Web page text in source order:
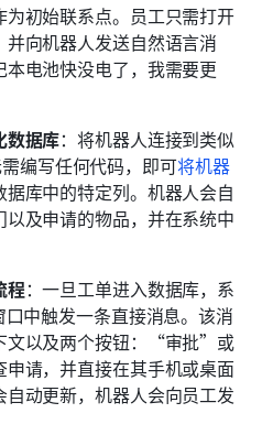
为初始联系点。员工只需打开
向机器人发送自然语言消
电池快没电了，我需要更
数据库：将机器人连接到类似
编写任何代码，即可将机器
据库中的特定列。机器人会自
及申请的物品，并在系统中
程：一旦工单进入数据库，系
中触发一条直接消息。该消
文以及两个按钮：“审批”或
请，并直接在其手机或桌面
动更新，机器人会向员工发